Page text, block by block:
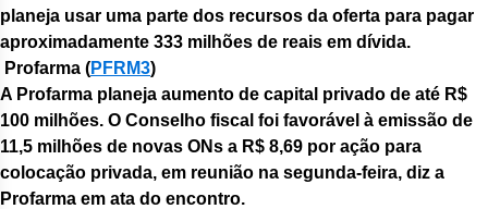
planeja usar uma parte dos recursos da oferta para pagar
aproximadamente 333 milhões de reais em dívida.
Profarma (PFRM3)
A Profarma planeja aumento de capital privado de até R$
100 milhões. O Conselho fiscal foi favorável à emissão de
11,5 milhões de novas ONs a R$ 8,69 por ação para
colocação privada, em reunião na segunda-feira, diz a
Profarma em ata do encontro.